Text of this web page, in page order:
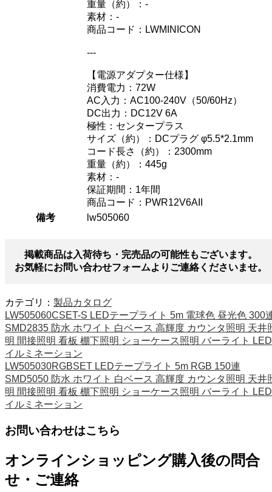
重量（約）：-
素材：-
商品コード：LWMINICON
---
【電源アダプター仕様】
消費電力：72W
AC入力：AC100-240V（50/60Hz）
DC出力：DC12V 6A
極性：センタープラス
サイズ（約）：DCプラグ φ5.5*2.1mm
コード長さ（約）：2300mm
重量（約）：445g
素材：-
保証期間：1年間
商品コード：PWR12V6AII
備考
lw505060
掲載商品は入荷待ち・完売品の可能性もございます。
お気軽にお問い合わせフォームよりご連絡くださいませ。
カテゴリ： 製品カタログ
LW505060CSET-S LEDテープライト 5m 電球色 昼光色 300
SMD2835 防水 ホワイト 白ベース 高輝度 カウンタ照明 天井
明 間接照明 看板 棚下照明 ショーケース照明 バーライト LED
イルミネーション
LW505030RGBSET LEDテープライト 5m RGB 150連
SMD5050 防水 ホワイト 白ベース 高輝度 カウンタ照明 天井
明 間接照明 看板 棚下照明 ショーケース照明 バーライト LED
イルミネーション
お問い合わせはこちら
オンラインショッピング購入後の問合
せ・ご連絡